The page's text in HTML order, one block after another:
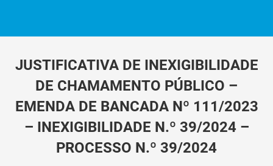
JUSTIFICATIVA DE INEXIGIBILIDADE
DE CHAMAMENTO PÚBLICO –
EMENDA DE BANCADA Nº 111/2023
– INEXIGIBILIDADE N.º 39/2024 –
PROCESSO N.º 39/2024